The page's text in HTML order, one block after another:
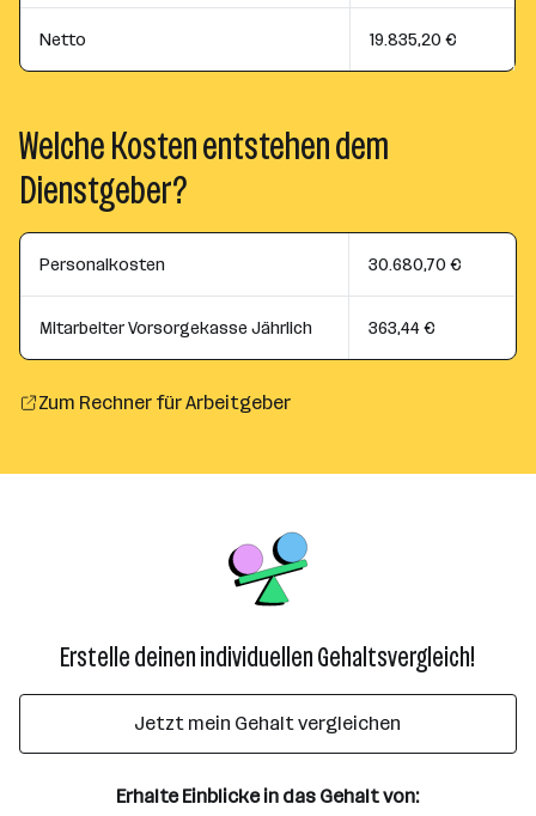
Netto 19.835,20 €
Welche Kosten entstehen dem
Dienstgeber?
Personalkosten 30.680,70 €
Mitarbeiter Vorsorgekasse Jährlich 363,44 €
Zum Rechner für Arbeitgeber
Erstelle deinen individuellen Gehaltsvergleich!
Jetzt mein Gehalt vergleichen
Erhalte Einblicke in das Gehalt von: